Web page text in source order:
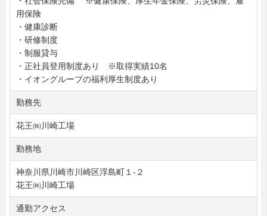
用保険
・健康診断
・研修制度
・制服貸与
・正社員登用制度あり ※取得実績10名
・イオングループの福利厚生制度あり
勤務先
花王㈱川崎工場
勤務地
神奈川県川崎市川崎区浮島町１-２
花王㈱川崎工場
通勤アクセス